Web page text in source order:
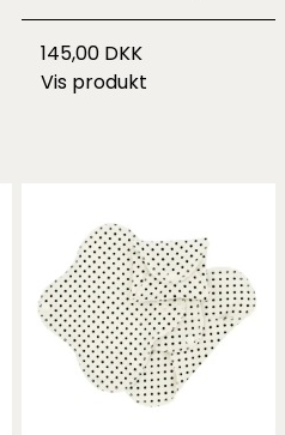
145,00 DKK
Vis produkt